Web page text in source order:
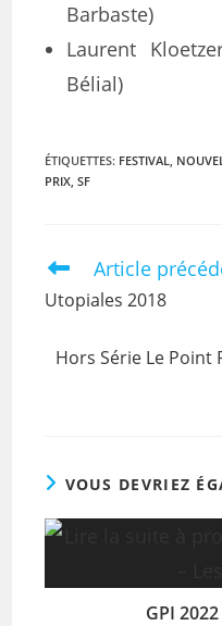
Barbaste)
Laurent
Bélial)
ÉTIQUETTES: FESTIVAL,
PRIX, SF
Article
Utopiales 2018
Hors Série Le Point
VOUS DEVRIEZ
GPI